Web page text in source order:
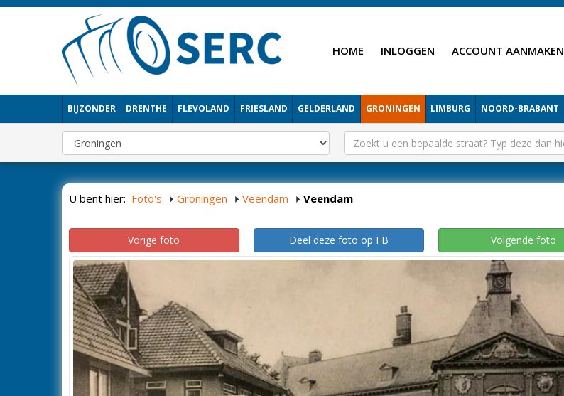
HOME INLOGGEN ACCOUNT AANMAKEN
BIJZONDER DRENTHE FLEVOLAND FRIESLAND GELDERLAND GRONINGEN LIMBURG NOORD-BRABANT
U bent hier: Foto's Groningen Veendam Veendam
Vorige foto Deel deze foto op FB Volgende foto